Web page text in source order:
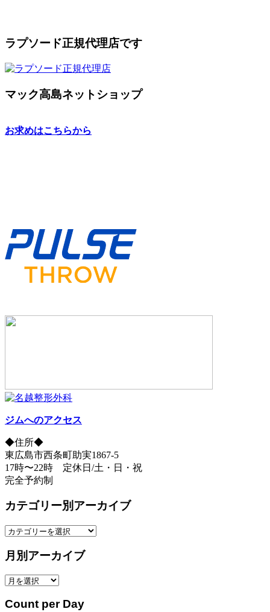
ラプソード正規代理店です
マック高島ネットショップ
お求めはこちらから
ジムへのアクセス
◆住所◆
東広島市西条町助実1867-5
17時〜22時 定休日/土・日・祝
完全予約制
カテゴリー別アーカイブ
カ
ゴ
ー
ア
月別アーカイブ
月
ア
Count per Day